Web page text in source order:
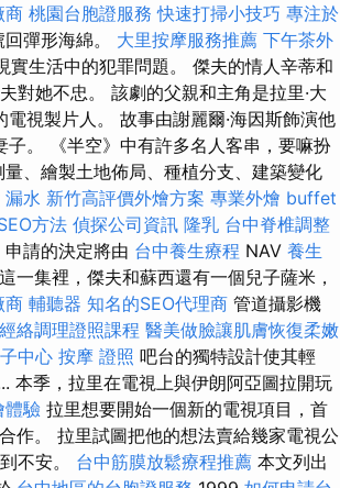
商 桃園台胞證服務 快速打掃小技巧 專注於
彈形海綿。 大里按摩服務推薦 下午茶外
生活中的犯罪問題。 傑夫的情人辛蒂和
對她不忠。 該劇的父親和主角是拉里·大
視製片人。 故事由謝麗爾·海因斯飾演他
子。 《半空》中有許多名人客串，要嘛扮
、繪製土地佈局、種植分支、建築變化
漏水 新竹高評價外燴方案 專業外燴 buffet
方法 偵探公司資訊 隆乳 台中脊椎調整
請的決定將由 台中養生療程 NAV 養生
一集裡，傑夫和蘇西還有一個兒子薩米，
商 輔聽器 知名的SEO代理商 管道攝影機
經絡調理證照課程 醫美做臉讓肌膚恢復柔嫩
中心 按摩 證照 吧台的獨特設計使其輕
本季，拉里在電視上與伊朗阿亞圖拉開玩
體驗 拉里想要開始一個新的電視項目，首
作。 拉里試圖把他的想法賣給幾家電視公
不安。 台中筋膜放鬆療程推薦 本文列出